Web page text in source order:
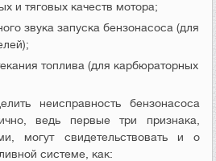
и тяговых качеств мотора;
звука запуска бензонасоса (для
топлива (для карбюраторных
неисправность бензонасоса
ведь первые три признака,
могут свидетельствовать и о
системе, как: